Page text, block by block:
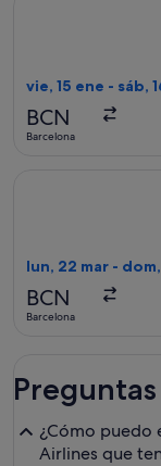
vie, 15 ene - sáb,
BCN
Barcelona
lun, 22 mar -
BCN
Barcelona
¿Cómo puedo
Airlines que